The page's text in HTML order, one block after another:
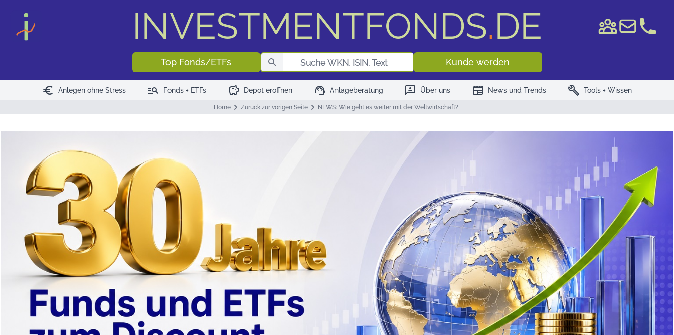
INVESTMENTFONDS.DE
Top Fonds/ETFs Fondssuche WKN/ISIN
Kunde werden
euro Anlegen ohne Stress manage_search Fonds + ETFs savings Depot eröffnen support_agent Anlageberatung 3p Über uns newspaper News und Trends build Tools + Wissen
Home Zurück zur vorigen Seite NEWS: Wie geht es weiter mit der Weltwirtschaft?